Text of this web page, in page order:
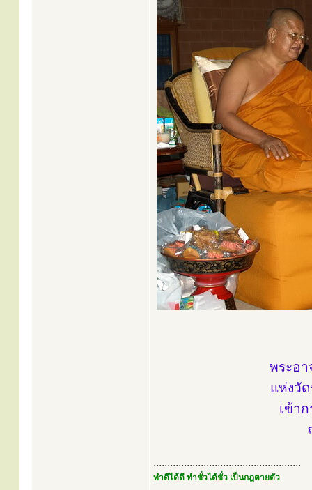
พระอ
แห่งวั
เข้า
.....................................................
ทำดีได้ดี ทำชั่วได้ชั่ว เป็นกฎตายตัว